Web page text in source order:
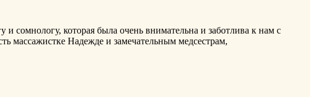
которая была очень внимательна и заботлива к нам с
массажистке Надежде и замечательным медсестрам,